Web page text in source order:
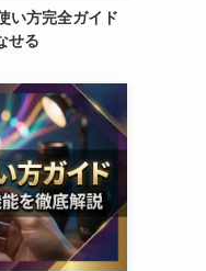
い方完全ガイド
せる